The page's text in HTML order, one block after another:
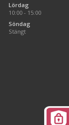
Lördag
10:00 - 15:00
Söndag
Stängt